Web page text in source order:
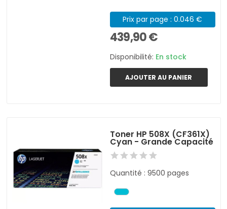
Prix par page : 0.046 €
439,90 €
Disponibilité: En stock
AJOUTER AU PANIER
Toner HP 508X (CF361X)
Cyan - Grande Capacité
Quantité : 9500 pages